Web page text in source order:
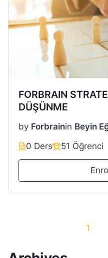
FORBRAIN
DÜŞÜNME
by Forbrainin Beyin
0 Ders
51 Öğrenci
1